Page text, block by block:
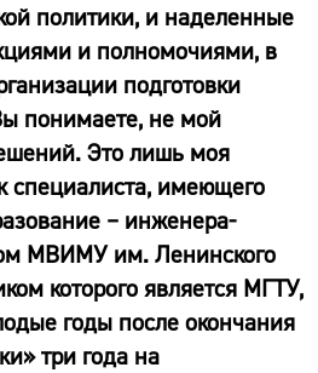
политики, и наделенные
и полномочиями, в
подготовки
понимаете, не мой
Это лишь моя
специалиста, имеющего
– инженера-
МВИМУ им. Ленинского
которого является МГТУ,
годы после окончания
три года на